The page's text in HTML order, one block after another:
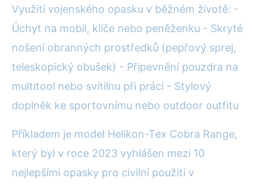
Využití vojenského opasku v běžném životě: -
Úchyt na mobil, klíče nebo peněženku - Skryté
nošení obranných prostředků (pepřový sprej,
teleskopický obušek) - Připevnění pouzdra na
multitool nebo svítilnu při práci - Stylový
doplněk ke sportovnímu nebo outdoor outfitu
Příkladem je model Helikon-Tex Cobra Range,
který byl v roce 2023 vyhlášen mezi 10
nejlepšími opasky pro civilní použití v